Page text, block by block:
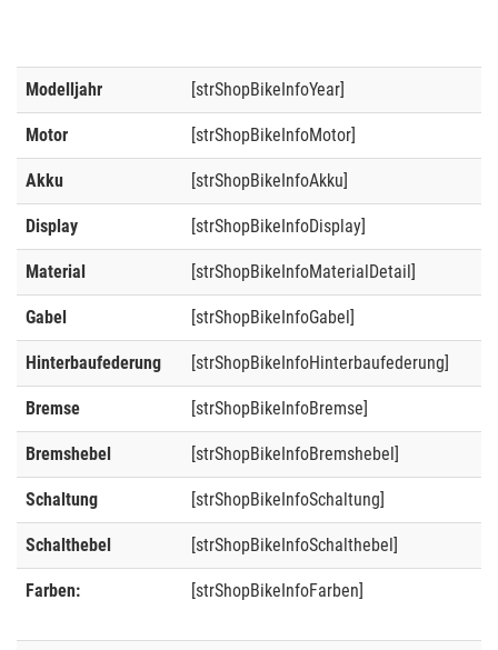
Modelljahr [strShopBikeInfoYear]
Motor [strShopBikeInfoMotor]
Akku [strShopBikeInfoAkku]
Display [strShopBikeInfoDisplay]
Material [strShopBikeInfoMaterialDetail]
Gabel [strShopBikeInfoGabel]
Hinterbaufederung [strShopBikeInfoHinterbaufederung]
Bremse [strShopBikeInfoBremse]
Bremshebel [strShopBikeInfoBremshebel]
Schaltung [strShopBikeInfoSchaltung]
Schalthebel [strShopBikeInfoSchalthebel]
Farben: [strShopBikeInfoFarben]